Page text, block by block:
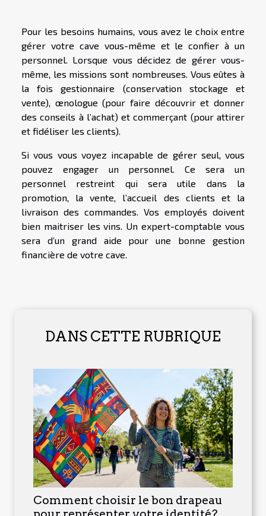
Pour les besoins humains, vous avez le choix entre
gérer votre cave vous-même et le confier à un
personnel. Lorsque vous décidez de gérer vous-
même, les missions sont nombreuses. Vous eûtes à
la fois gestionnaire (conservation stockage et
vente), œnologue (pour faire découvrir et donner
des conseils à l’achat) et commerçant (pour attirer
et fidéliser les clients).
Si vous vous voyez incapable de gérer seul, vous
pouvez engager un personnel. Ce sera un
personnel restreint qui sera utile dans la
promotion, la vente, l’accueil des clients et la
livraison des commandes. Vos employés doivent
bien maitriser les vins. Un expert-comptable vous
sera d’un grand aide pour une bonne gestion
financière de votre cave.
DANS CETTE RUBRIQUE
Comment choisir le bon drapeau